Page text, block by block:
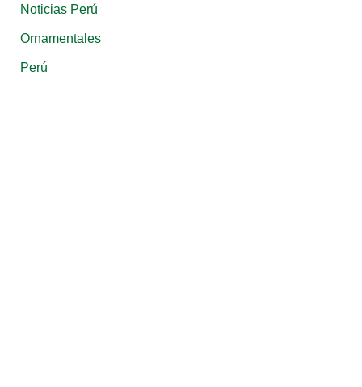
Noticias Perú
Ornamentales
Perú